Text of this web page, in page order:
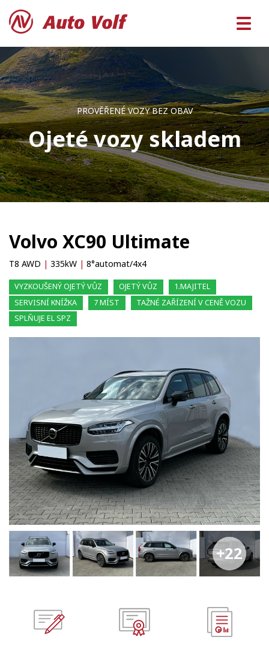
PROVĚŘENÉ VOZY BEZ OBAV
Ojeté vozy skladem
Volvo XC90 Ultimate
T8 AWD | 335kW | 8°automat/4x4
VYZKOUŠENÝ OJETÝ VŮZ OJETÝ VŮZ
1.MAJITEL
SERVISNÍ KNÍŽKA
7 MÍST
TAŽNÉ ZAŘÍZENÍ V CENĚ VOZU
SPLŇUJE EL SPZ
+22